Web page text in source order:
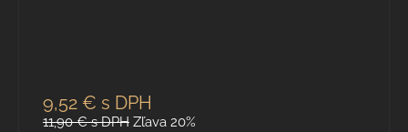
9,52 € s DPH
11,90 €s DPH Zľava 20%